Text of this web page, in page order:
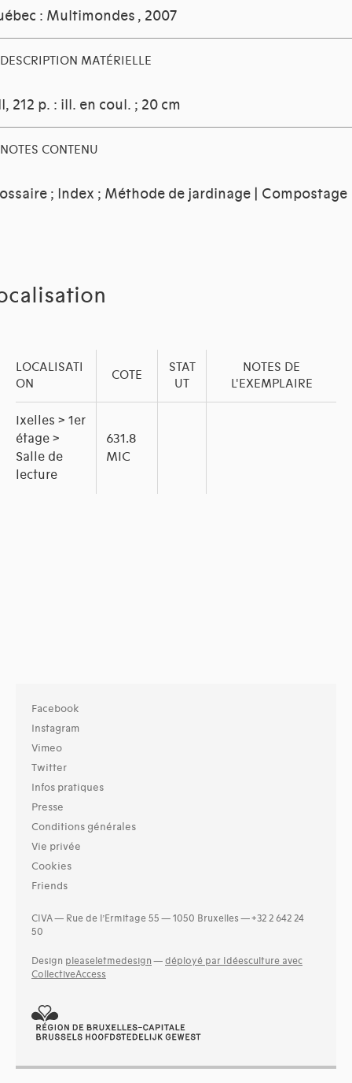
: Multimondes , 2007
DESCRIPTION MATÉRIELLE
212 p. : ill. en coul. ; 20 cm
NOTES CONTENU
; Index ; Méthode de jardinage | Compostage
LOCALISATI
ON
COTE
STAT
UT
NOTES DE
L'EXEMPLAIRE
Ixelles > 1er
étage >
Salle de
lecture
631.8
MIC
Facebook
Instagram
Vimeo
Twitter
Infos pratiques
Presse
Conditions générales
Vie privée
Cookies
Friends
CIVA — Rue de l’Ermitage 55 — 1050 Bruxelles — +32 2 642 24
50
Design pleaseletmedesign — déployé par Idéesculture avec
CollectiveAccess